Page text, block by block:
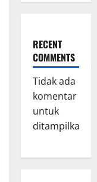
RECENT
COMMENTS
Tidak ada
komentar
untuk
ditampilkan.